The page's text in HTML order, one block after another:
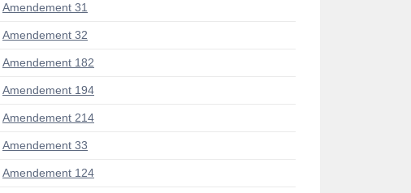
Amendement 31
Amendement 32
Amendement 182
Amendement 194
Amendement 214
Amendement 33
Amendement 124